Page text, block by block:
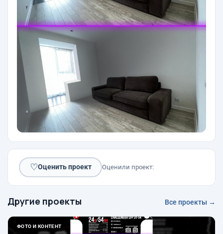
♡Оценить проект Оценили проект:
Другие проекты Все проекты →
ФОТО И КОНТЕНТ